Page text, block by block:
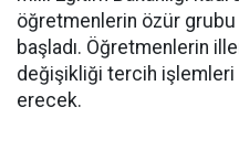
öğretmenlerin özür
başladı. Öğretmenlerin
değişikliği tercih
erecek.